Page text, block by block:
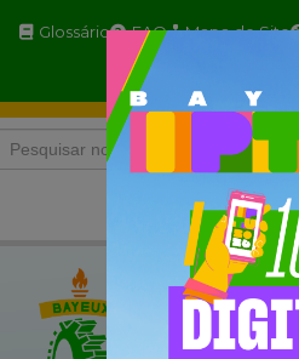
Glossário FAQ Mapa do Site